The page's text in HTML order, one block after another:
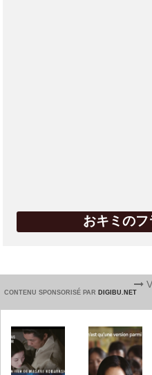
おキミの
CONTENU SPONSORISÉ PAR DIGIBU.NET